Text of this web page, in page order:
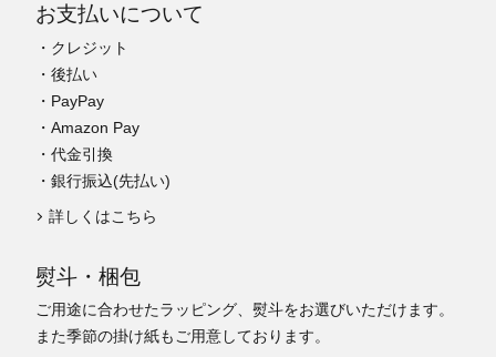
お支払いについて
・クレジット
・後払い
・PayPay
・Amazon Pay
・代金引換
・銀行振込(先払い)
詳しくはこちら
熨斗・梱包
ご用途に合わせたラッピング、熨斗をお選びいただけます。
また季節の掛け紙もご用意しております。